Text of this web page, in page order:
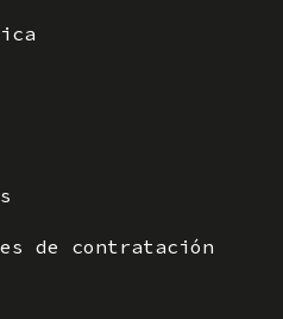
de contratación